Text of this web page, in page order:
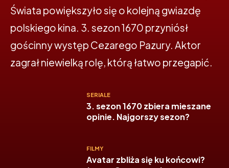
Świata powiększyło się o kolejną gwiazdę
polskiego kina. 3. sezon 1670 przyniósł
gościnny występ Cezarego Pazury. Aktor
zagrał niewielką rolę, którą łatwo przegapić.
SERIALE
3. sezon 1670 zbiera mieszane
opinie. Najgorszy sezon?
FILMY
Avatar zbliża się ku końcowi?